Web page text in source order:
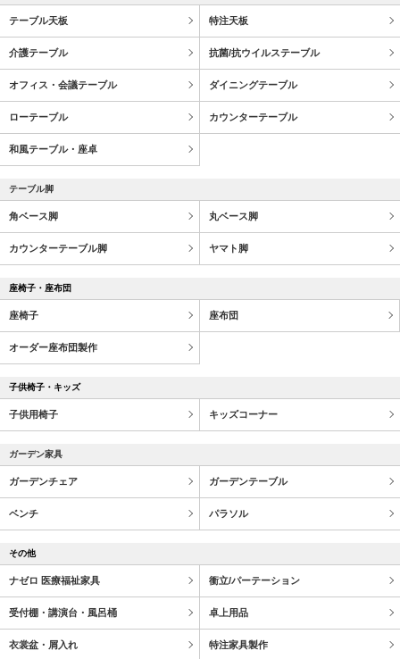
テーブル天板 特注天板
介護テーブル 抗菌/抗ウイルステーブル
オフィス・会議テーブル ダイニングテーブル
ローテーブル カウンターテーブル
和風テーブル・座卓
テーブル脚
角ベース脚 丸ベース脚
カウンターテーブル脚 ヤマト脚
座椅子・座布団
座椅子 座布団
オーダー座布団製作
子供椅子・キッズ
子供用椅子 キッズコーナー
ガーデン家具
ガーデンチェア ガーデンテーブル
ベンチ パラソル
その他
ナゼロ 医療福祉家具 衝立/パーテーション
受付棚・講演台・風呂桶 卓上用品
衣裳盆・屑入れ 特注家具製作